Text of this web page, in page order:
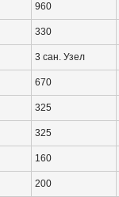
960
330
3 сан. Узел
670
325
325
160
200